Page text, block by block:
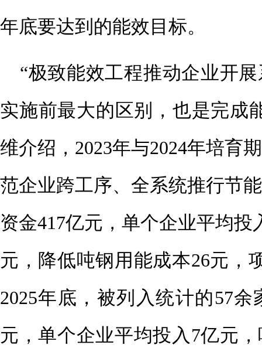
年底要达到的能效目标。
“极致能效工程推动企业开
实施前最大的区别，也是完成
维介绍，2023年与2024年培育
范企业跨工序、全系统推行节
资金417亿元，单个企业平均投
元，降低吨钢用能成本26元，
2025年底，被列入统计的57
元，单个企业平均投入7亿元